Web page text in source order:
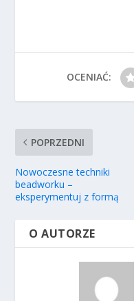
OCENIAĆ:
POPRZEDNI
Nowoczesne techniki
beadworku –
eksperymentuj z formą
O AUTORZE